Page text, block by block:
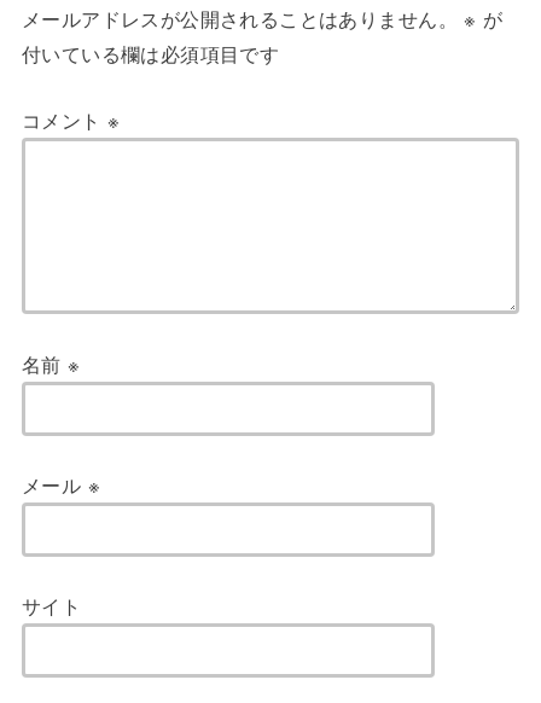
メールアドレスが公開されることはありません。 ※ が
付いている欄は必須項目です
コメント ※
名前※
メール ※
サイト